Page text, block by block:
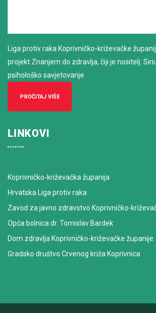
Liga protiv raka Koprivničko-križevačke
projekt Znanjem do zdravlja, čiji je nositelj:
psihološko savjetovanje
PROČITAJ VIŠE
LINKOVI
Koprivničko-križevačka županija
Hrvatska Liga protiv raka
Zavod za javno zdravstvo Koprivničko-
Opća bolnica dr. Tomislav Bardek
Dom zdravlja Koprivničko-križevačke županije
Gradsko društvo Crvenog križa Koprivnica